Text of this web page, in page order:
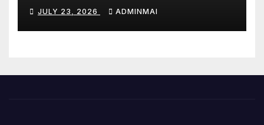
JULY 23, 2026 ADMINMAI